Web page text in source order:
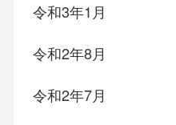
令和3年1月
令和2年8月
令和2年7月